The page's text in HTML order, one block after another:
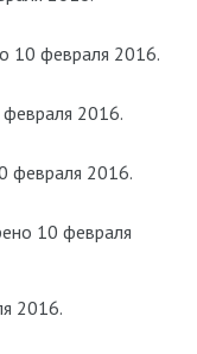
10 февраля 2016.
2016.
февраля 2016.
10 февраля
2016.